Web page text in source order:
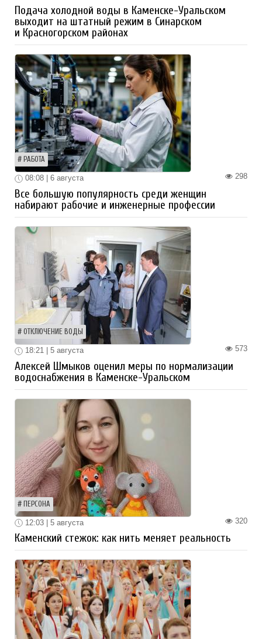
Подача холодной воды в Каменске-Уральском
выходит на штатный режим в Синарском
и Красногорском районах
РАБОТА
298
08:08 | 6 августа
Все большую популярность среди женщин
набирают рабочие и инженерные профессии
ОТКЛЮЧЕНИЕ ВОДЫ
573
18:21 | 5 августа
Алексей Шмыков оценил меры по нормализации
водоснабжения в Каменске-Уральском
ПЕРСОНА
320
12:03 | 5 августа
Каменский стежок: как нить меняет реальность